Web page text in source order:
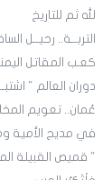
لله ثم للتاريخ
التربــة.. رحيــل
كعـب المقاتل
دوران العالم "
عُمان.. تعويم
في مديح الأمية
" قميص القبيلة